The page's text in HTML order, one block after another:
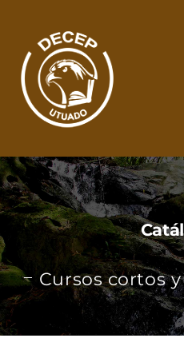
content
SOMOS
CATÁLOGO
MATRÍCULA Y PAGOS
CONTACTO
Cursos cortos